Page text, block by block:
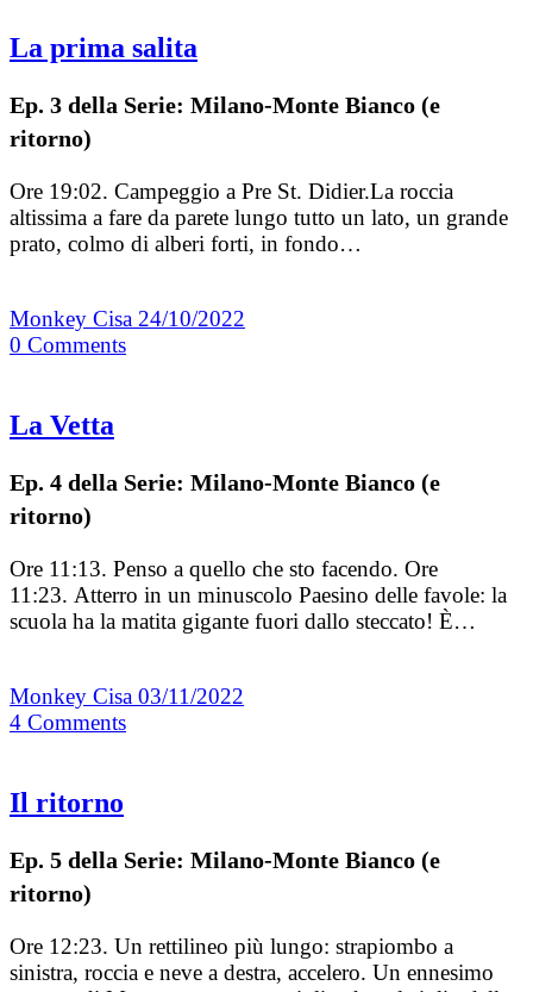
La prima salita
Ep. 3 della Serie: Milano-Monte Bianco (e
ritorno)
Ore 19:02. Campeggio a Pre St. Didier.La roccia
altissima a fare da parete lungo tutto un lato, un grande
prato, colmo di alberi forti, in fondo…
Monkey Cisa 24/10/2022
0 Comments
La Vetta
Ep. 4 della Serie: Milano-Monte Bianco (e
ritorno)
Ore 11:13. Penso a quello che sto facendo. Ore
11:23. Atterro in un minuscolo Paesino delle favole: la
scuola ha la matita gigante fuori dallo steccato! È…
Monkey Cisa 03/11/2022
4 Comments
Il ritorno
Ep. 5 della Serie: Milano-Monte Bianco (e
ritorno)
Ore 12:23. Un rettilineo più lungo: strapiombo a
sinistra, roccia e neve a destra, accelero. Un ennesimo